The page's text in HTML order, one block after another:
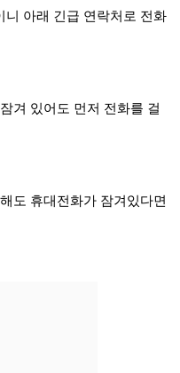
아래 긴급 연락처로 전화
겨 있어도 먼저 전화를 걸
도 휴대전화가 잠겨있다면